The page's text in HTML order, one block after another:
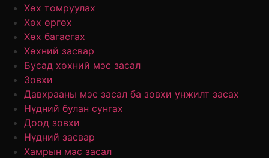
Хөх томруулах
Хөх өргөх
Хөх багасгах
Хөхний засвар
Бусад хөхний мэс засал
Зовхи
Давхрааны мэс засал ба зовхи унжилт засах
Нүдний булан сунгах
Доод зовхи
Нүдний засвар
Хамрын мэс засал